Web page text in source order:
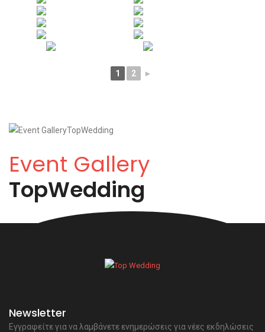
1 2 ►
Event Gallery
TopWedding
Newsletter
Εγγραφείτε για να λαμβάνετε ενημερώσεις για νέες εκδηλώσεις